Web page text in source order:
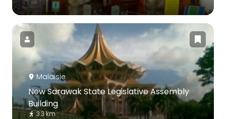
Malaisie
New Sarawak State Legislative Assembly
Building
3.3 km